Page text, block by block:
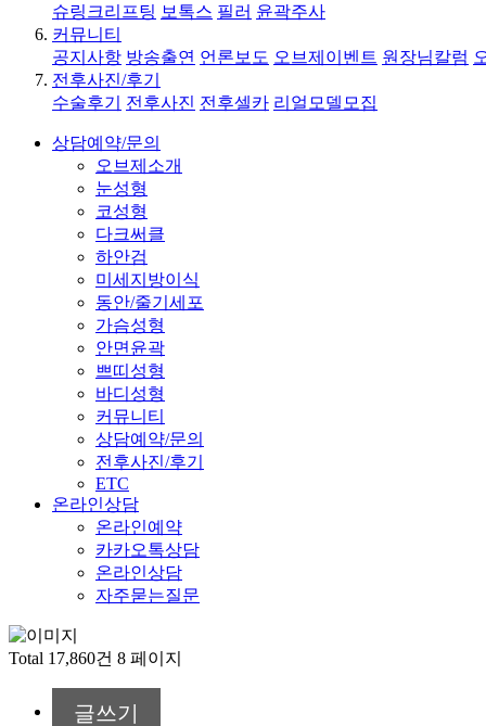
슈링크리프팅 보톡스 필러 윤곽주사
커뮤니티
공지사항 방송출연 언론보도 오브제이벤트 원장님칼럼
전후사진/후기
수술후기
전후사진 전후셀카 리얼모델모집
상담예약/문의
오브제소개
눈성형
코성형
다크써클
하안검
미세지방이식
동안/줄기세포
가슴성형
안면윤곽
쁘띠성형
바디성형
커뮤니티
상담예약/문의
전후사진/후기
ETC
온라인상담
온라인예약
카카오톡상담
온라인상담
자주묻는질문
Total 17,860건 8 페이지
글쓰기